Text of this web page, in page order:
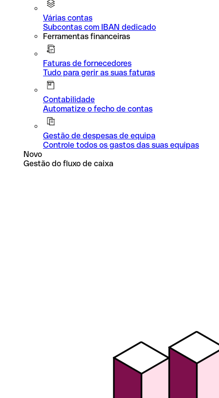
Várias contas
Subcontas com IBAN dedicado
Ferramentas financeiras
Faturas de fornecedores
Tudo para gerir as suas faturas
Contabilidade
Automatize o fecho de contas
Gestão de despesas de equipa
Controle todos os gastos das suas equipas
Novo
Gestão do fluxo de caixa